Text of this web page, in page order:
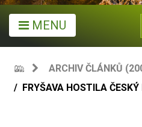
MENU
ARCHIV ČLÁNKŮ
FRYŠAVA HOSTILA